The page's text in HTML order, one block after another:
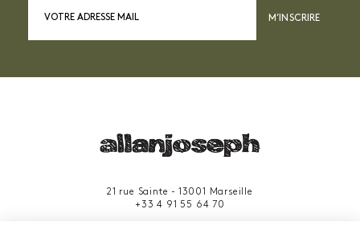
M’INSCRIRE
21 rue Sainte - 13001 Marseille
+33 4 91 55 64 70